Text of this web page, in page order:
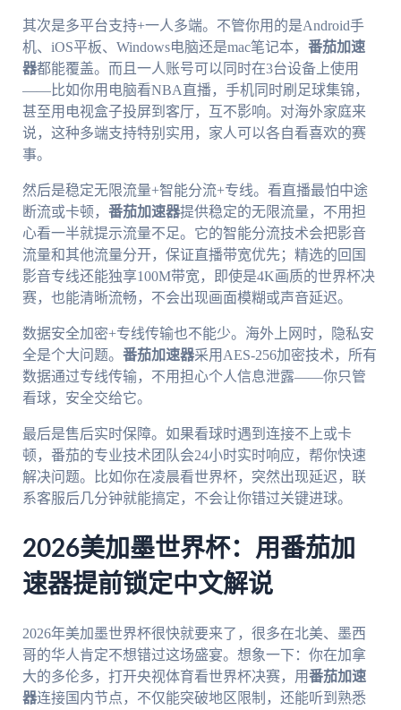
其次是多平台支持+一人多端。不管你用的是Android手
机、iOS平板、Windows电脑还是mac笔记本， 番茄加速
器都能覆盖。而且一人账号可以同时在3台设备上使用
——比如你用电脑看NBA直播，手机同时刷足球集锦，
甚至用电视盒子投屏到客厅，互不影响。对海外家庭来
说，这种多端支持特别实用，家人可以各自看喜欢的赛
事。
然后是稳定无限流量+智能分流+专线。看直播最怕中途
断流或卡顿， 番茄加速器提供稳定的无限流量，不用担
心看一半就提示流量不足。它的智能分流技术会把影音
流量和其他流量分开，保证直播带宽优先；精选的回国
影音专线还能独享100M带宽，即使是4K画质的世界杯决
赛，也能清晰流畅，不会出现画面模糊或声音延迟。
数据安全加密+专线传输也不能少。海外上网时，隐私安
全是个大问题。 番茄加速器采用AES-256加密技术，所有
数据通过专线传输，不用担心个人信息泄露——你只管
看球，安全交给它。
最后是售后实时保障。如果看球时遇到连接不上或卡
顿，番茄的专业技术团队会24小时实时响应，帮你快速
解决问题。比如你在凌晨看世界杯，突然出现延迟，联
系客服后几分钟就能搞定，不会让你错过关键进球。
2026美加墨世界杯：用番茄加
速器提前锁定中文解说
2026年美加墨世界杯很快就要来了，很多在北美、墨西
哥的华人肯定不想错过这场盛宴。想象一下：你在加拿
大的多伦多，打开央视体育看世界杯决赛，用番茄加速
器连接国内节点，不仅能突破地区限制，还能听到熟悉